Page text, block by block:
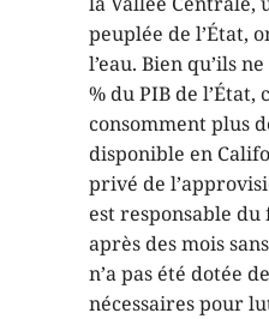
peuplée de l’État,
l’eau. Bien qu’ils
% du PIB de l’État,
consomment plus
disponible en
privé de
est responsable
après des mois
n’a pas été dotée
nécessaires pour